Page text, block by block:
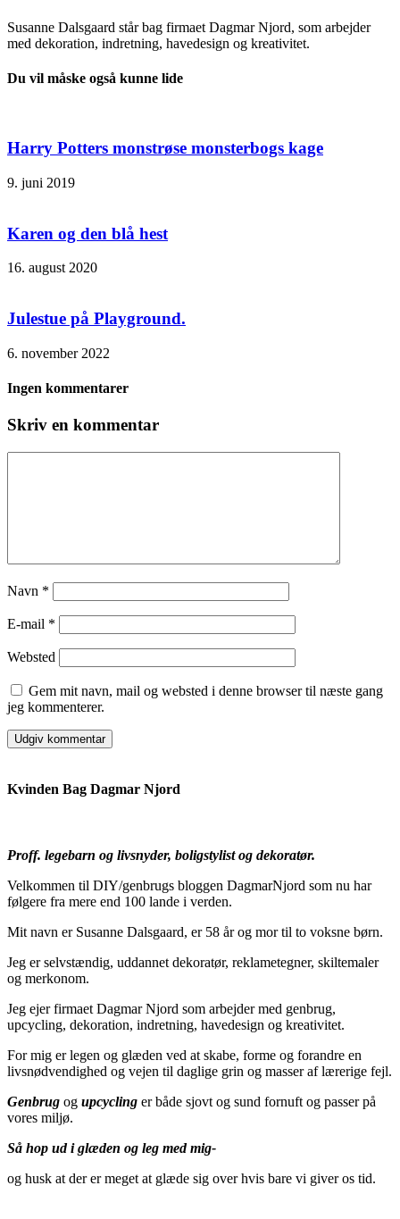
Susanne Dalsgaard står bag firmaet Dagmar Njord, som arbejder
med dekoration, indretning, havedesign og kreativitet.
Du vil måske også kunne lide
Harry Potters monstrøse monsterbogs kage
9. juni 2019
Karen og den blå hest
16. august 2020
Julestue på Playground.
6. november 2022
Ingen kommentarer
Skriv en kommentar
Navn *
E-mail *
Websted
Gem mit navn, mail og websted i denne browser til næste gang
jeg kommenterer.
Kvinden Bag Dagmar Njord
Proff. legebarn og livsnyder, boligstylist og dekoratør.
Velkommen til DIY/genbrugs bloggen DagmarNjord som nu har
følgere fra mere end 100 lande i verden.
Mit navn er Susanne Dalsgaard, er 58 år og mor til to voksne børn.
Jeg er selvstændig, uddannet dekoratør, reklametegner, skiltemaler
og merkonom.
Jeg ejer firmaet Dagmar Njord som arbejder med genbrug,
upcycling, dekoration, indretning, havedesign og kreativitet.
For mig er legen og glæden ved at skabe, forme og forandre en
livsnødvendighed og vejen til daglige grin og masser af lærerige fejl.
Genbrug og upcycling er både sjovt og sund fornuft og passer på
vores miljø.
Så hop ud i glæden og leg med mig-
og husk at der er meget at glæde sig over hvis bare vi giver os tid.